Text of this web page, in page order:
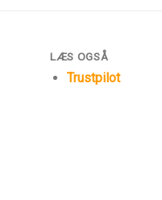
LÆS OGSÅ
Trustpilot